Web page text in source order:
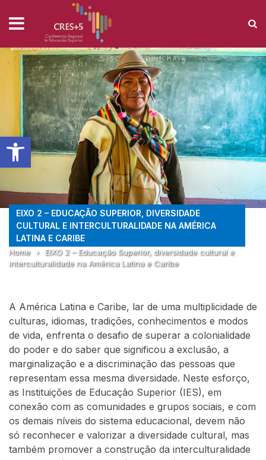
Barra de Ferramentas Aberta
EIXO 2 – EDUCAÇÃO SUPERIOR, DIVERSIDADE
CULTURAL E INTERCULTURALIDADE NA AMÉRICA
LATINA E CARIBE
Home ›
EIXO 2 – Educação Superior, diversidade cultural e
interculturalidade na América Latina e Caribe
A América Latina e Caribe, lar de uma multiplicidade de
culturas, idiomas, tradições, conhecimentos e modos
de vida, enfrenta o desafio de superar a colonialidade
do poder e do saber que significou a exclusão, a
marginalização e a discriminação das pessoas que
representam essa mesma diversidade. Neste esforço,
as Instituições de Educação Superior (IES), em
conexão com as comunidades e grupos sociais, e com
os demais níveis do sistema educacional, devem não
só reconhecer e valorizar a diversidade cultural, mas
também promover a construção da interculturalidade